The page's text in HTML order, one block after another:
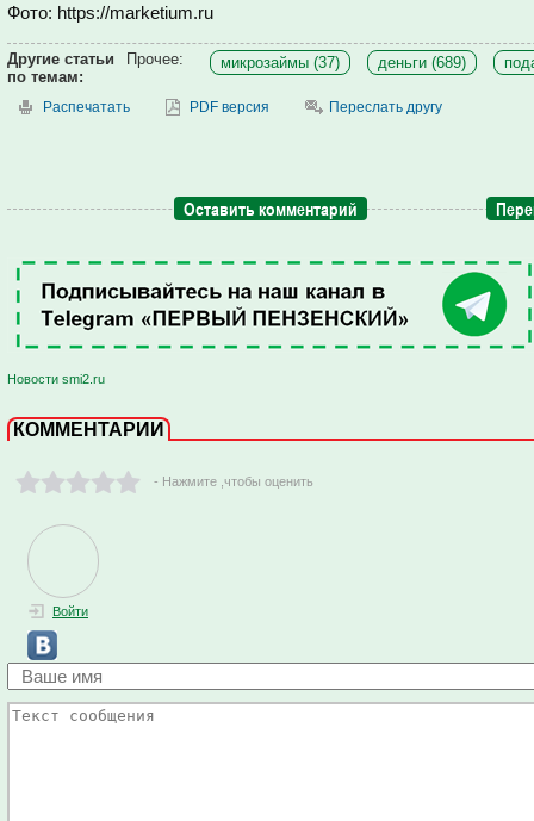
Фото: https://marketium.ru
Другие статьи
по темам:
Прочее: микрозаймы (37) деньги (689)
Распечатать PDF версия Переслать другу
Оставить комментарий
Новости smi2.ru
КОММЕНТАРИИ
- Нажмите ,чтобы оценить
Войти